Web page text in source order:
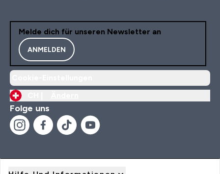
Melde dich für unseren Newsletter an
ANMELDEN
Folge uns